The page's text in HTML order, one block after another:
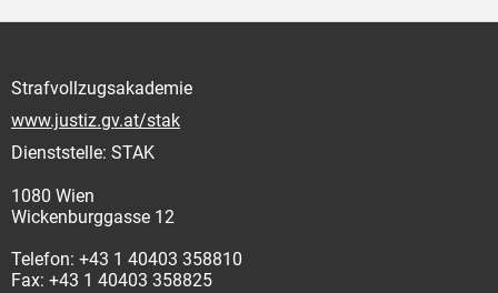
Strafvollzugsakademie
www.justiz.gv.at/stak
Dienststelle: STAK
1080 Wien
Wickenburggasse 12
Telefon: +43 1 40403 358810
Fax: +43 1 40403 358825